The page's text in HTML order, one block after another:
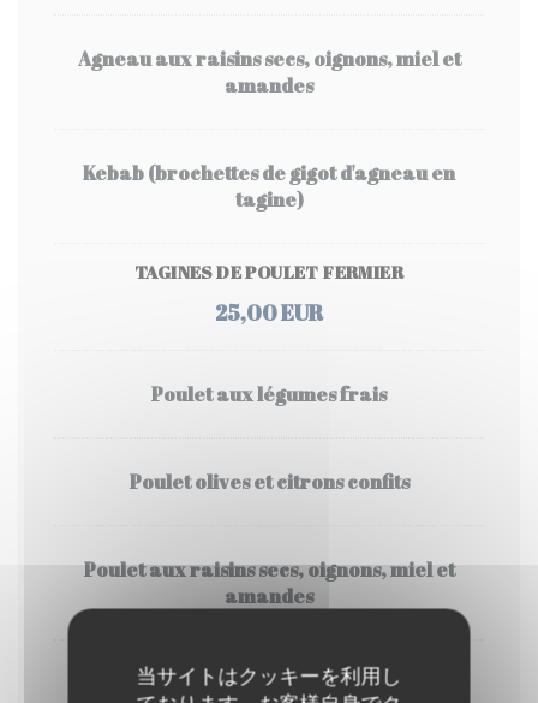
当サイトはクッキーを利用し
Agneau aux raisins secs, oignons, miel et
amandes
Kebab (brochettes de gigot d'agneau en
tagine)
TAGINES DE POULET FERMIER
25,00 EUR
Poulet aux légumes frais
Poulet olives et citrons confits
Poulet aux raisins secs, oignons, miel et
amandes
Couscous Merguez